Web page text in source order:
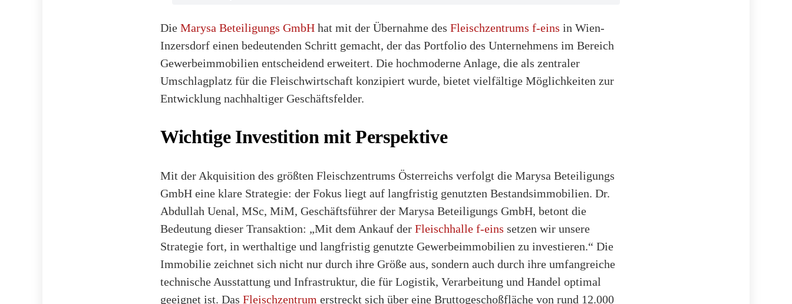
Die Marysa Beteiligungs GmbH hat mit der Übernahme des Fleischzentrums f-eins in Wien-
Inzersdorf einen bedeutenden Schritt gemacht, der das Portfolio des Unternehmens im Bereich
Gewerbeimmobilien entscheidend erweitert. Die hochmoderne Anlage, die als zentraler
Umschlagplatz für die Fleischwirtschaft konzipiert wurde, bietet vielfältige Möglichkeiten zur
Entwicklung nachhaltiger Geschäftsfelder.
Wichtige Investition mit Perspektive
Mit der Akquisition des größten Fleischzentrums Österreichs verfolgt die Marysa Beteiligungs
GmbH eine klare Strategie: der Fokus liegt auf langfristig genutzten Bestandsimmobilien. Dr.
Abdullah Uenal, MSc, MiM, Geschäftsführer der Marysa Beteiligungs GmbH, betont die
Bedeutung dieser Transaktion: „Mit dem Ankauf der Fleischhalle f-eins setzen wir unsere
Strategie fort, in werthaltige und langfristig genutzte Gewerbeimmobilien zu investieren.“ Die
Immobilie zeichnet sich nicht nur durch ihre Größe aus, sondern auch durch ihre umfangreiche
technische Ausstattung und Infrastruktur, die für Logistik, Verarbeitung und Handel optimal
geeignet ist. Das Fleischzentrum erstreckt sich über eine Bruttogeschoßfläche von rund 12.000